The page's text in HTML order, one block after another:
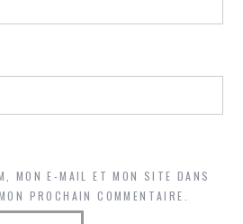
MON E-MAIL ET MON SITE DANS
PROCHAIN COMMENTAIRE.